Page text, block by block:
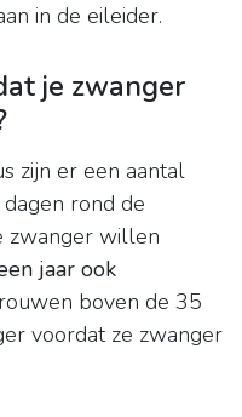
in de eileider.
je zwanger
zijn er een aantal
rond de
zwanger willen
jaar ook
boven de 35
voordat ze zwanger